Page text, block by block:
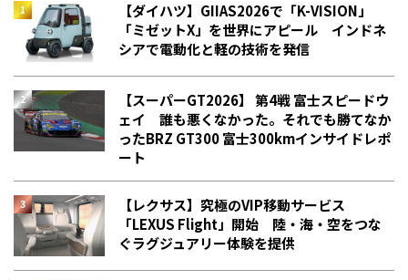
【ダイハツ】GIIAS2026で「K-VISION」
「ミゼットX」を世界にアピール インドネ
シアで電動化と軽の技術を発信
【スーパーGT2026】 第4戦 富士スピードウ
ェイ 誰も悪くなかった。それでも勝てなか
った――BRZ GT300 富士300kmインサイドレポ
ート
【レクサス】究極のVIP移動サービス
「LEXUS Flight」開始 陸・海・空をつな
ぐラグジュアリー体験を提供